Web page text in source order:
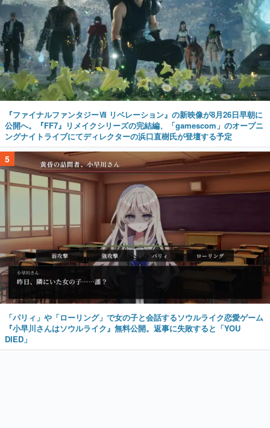
『ファイナルファンタジーⅦ リベレーション』の新映像が8月26日早朝に
公開へ。『FF7』リメイクシリーズの完結編、「gamescom」のオープニ
ングナイトライブにてディレクターの浜口直樹氏が登壇する予定
5
「パリィ」や「ローリング」で女の子と会話するソウルライク恋愛ゲーム
『小早川さんはソウルライク』無料公開。返事に失敗すると「YOU
DIED」